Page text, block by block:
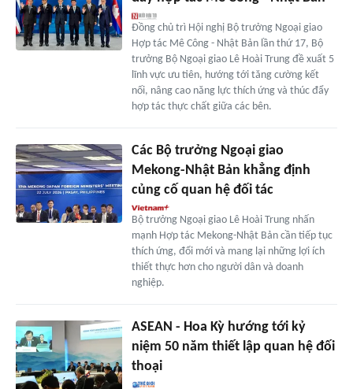
Đồng chủ trì Hội nghị Bộ trưởng Ngoại giao
Hợp tác Mê Công - Nhật Bản lần thứ 17, Bộ
trưởng Bộ Ngoại giao Lê Hoài Trung đề xuất 5
lĩnh vực ưu tiên, hướng tới tăng cường kết
nối, nâng cao năng lực thích ứng và thúc đẩy
hợp tác thực chất giữa các bên.
Các Bộ trưởng Ngoại giao
Mekong-Nhật Bản khẳng định
củng cố quan hệ đối tác
Bộ trưởng Ngoại giao Lê Hoài Trung nhấn
mạnh Hợp tác Mekong-Nhật Bản cần tiếp tục
thích ứng, đổi mới và mang lại những lợi ích
thiết thực hơn cho người dân và doanh
nghiệp.
ASEAN - Hoa Kỳ hướng tới kỷ
niệm 50 năm thiết lập quan hệ đối
thoại